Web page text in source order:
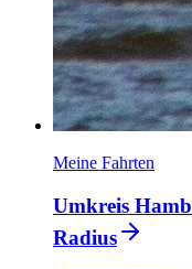
Meine Fahrten
Umkreis
Radius